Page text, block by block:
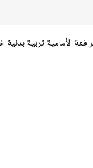
الأمامية تربية